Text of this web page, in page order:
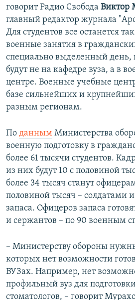
говорит Радио Свобода Виктор
главный редактор журнала
Для студентов все останется
военные занятия в
специально выделенный день,
будут не на кафедре вуза, а в
центре. Военные учебные
базе сильнейших и
разным регионам.
По данным Министерства
военную подготовку в
более 61 тысячи студентов.
из них будут 10 с половиной
более 34 тысяч станут
половиной тысяч – солдатами
запаса. Офицеров запаса
и сержантов – по 90 военным
– Министерству обороны
которых нет возможности
ВУЗах. Например, нет
профильный вуз для
стоматологов, – говорит